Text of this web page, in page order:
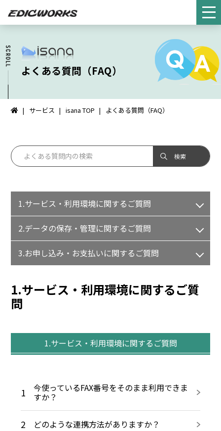
よくある質問（FAQ）
HOME
サービス isana TOP よくある質問（FAQ）
1.サービス・利用環境に関するご質問
2.データの保存・管理に関するご質問
3.お申し込み・お支払いに関するご質問
1.サービス・利用環境に関するご質
問
1.サービス・利用環境に関するご質問
1 今使っているFAX番号をそのまま利用できま
すか？
2 どのような連携方法がありますか？